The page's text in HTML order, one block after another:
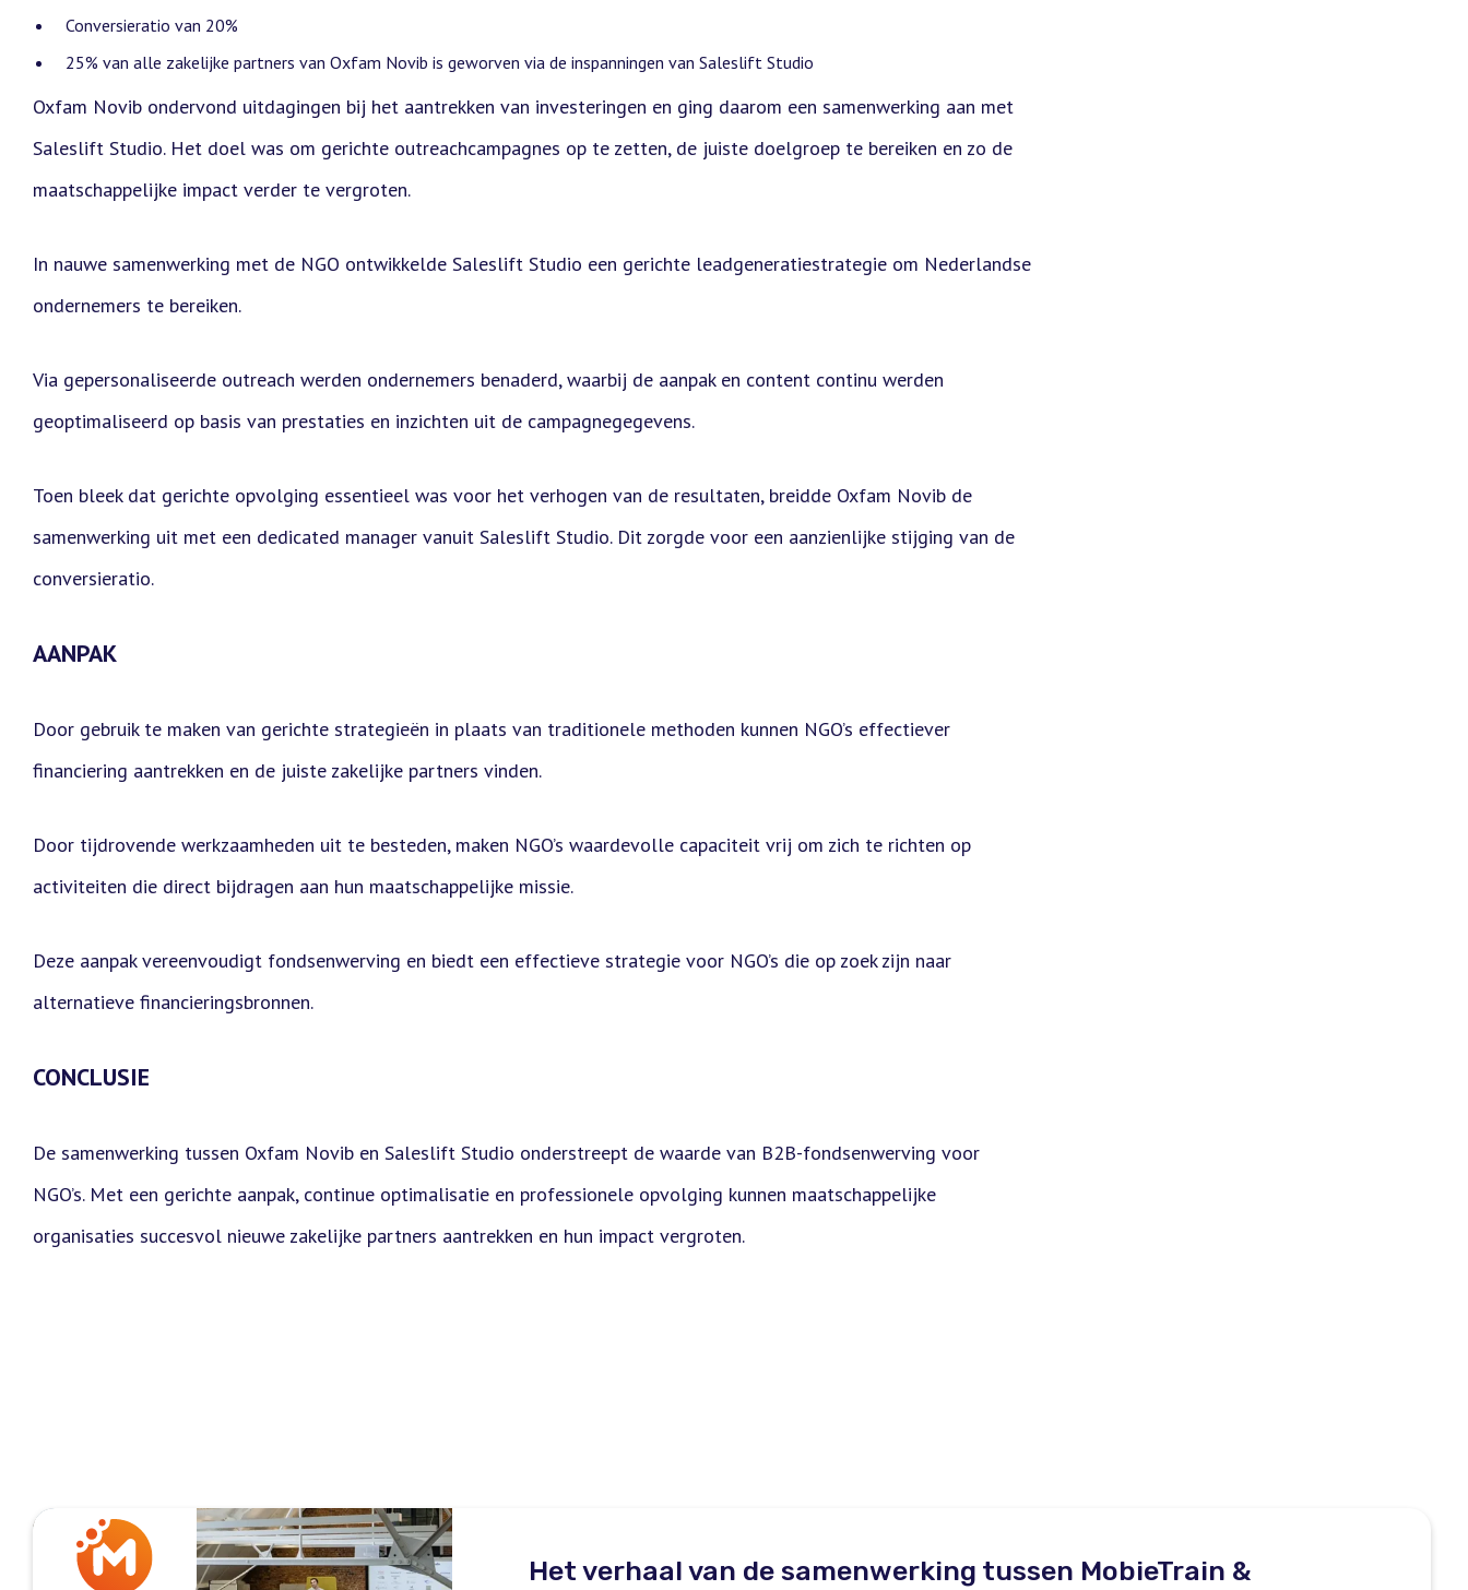
Conversieratio van 20%
25% van alle zakelijke partners van Oxfam Novib is geworven via de inspanningen van Saleslift Studio
Oxfam Novib ondervond uitdagingen bij het aantrekken van investeringen en ging daarom een samenwerking aan met
Saleslift Studio. Het doel was om gerichte outreachcampagnes op te zetten, de juiste doelgroep te bereiken en zo de
maatschappelijke impact verder te vergroten.
In nauwe samenwerking met de NGO ontwikkelde Saleslift Studio een gerichte leadgeneratiestrategie om Nederlandse
ondernemers te bereiken.
Via gepersonaliseerde outreach werden ondernemers benaderd, waarbij de aanpak en content continu werden
geoptimaliseerd op basis van prestaties en inzichten uit de campagnegegevens.
Toen bleek dat gerichte opvolging essentieel was voor het verhogen van de resultaten, breidde Oxfam Novib de
samenwerking uit met een dedicated manager vanuit Saleslift Studio. Dit zorgde voor een aanzienlijke stijging van de
conversieratio.
AANPAK
Door gebruik te maken van gerichte strategieën in plaats van traditionele methoden kunnen NGO’s effectiever
financiering aantrekken en de juiste zakelijke partners vinden.
Door tijdrovende werkzaamheden uit te besteden, maken NGO’s waardevolle capaciteit vrij om zich te richten op
activiteiten die direct bijdragen aan hun maatschappelijke missie.
Deze aanpak vereenvoudigt fondsenwerving en biedt een effectieve strategie voor NGO’s die op zoek zijn naar
alternatieve financieringsbronnen.
CONCLUSIE
De samenwerking tussen Oxfam Novib en Saleslift Studio onderstreept de waarde van B2B-fondsenwerving voor
NGO’s. Met een gerichte aanpak, continue optimalisatie en professionele opvolging kunnen maatschappelijke
organisaties succesvol nieuwe zakelijke partners aantrekken en hun impact vergroten.
Het verhaal van de samenwerking tussen MobieTrain &